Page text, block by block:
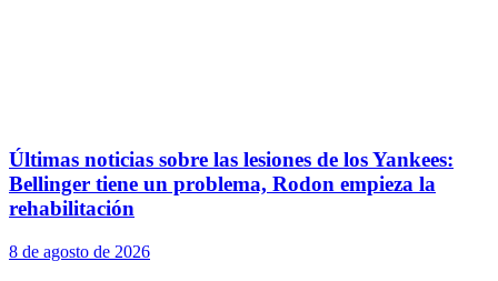
Últimas noticias sobre las lesiones de los Yankees:
Bellinger tiene un problema, Rodon empieza la
rehabilitación
8 de agosto de 2026